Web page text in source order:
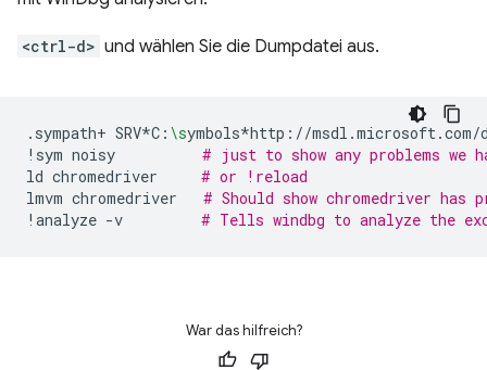
<ctrl-d> und wählen Sie die Dumpdatei aus.
.sympath+ SRV*C: \symbols*http://msdl.microsoft.com/
!sym noisy
# just to show any problems we
ld chromedriver
# or !reload
lmvm chromedriver
# Should show chromedriver has
!analyze -v # Tells windbg to analyze the
War das hilfreich?